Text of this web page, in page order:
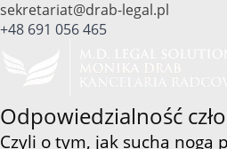
Przejdź
do
sekretariat@drab-legal.pl
+48 691 056 465
Odpowiedzialność
Czyli o tym, jak suchą nogą